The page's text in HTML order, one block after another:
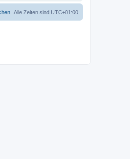
Alle Zeiten sind UTC+01:00